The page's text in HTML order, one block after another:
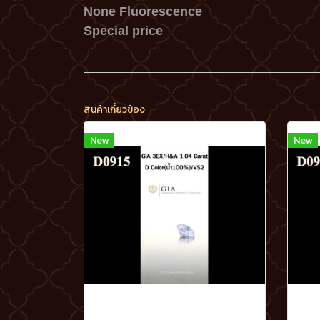
None Fluorescence
Special price
สินค้าเกี่ยวข้อง
New New